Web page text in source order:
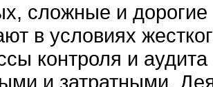
сложные и
в условиях
контроля и
и затратными.